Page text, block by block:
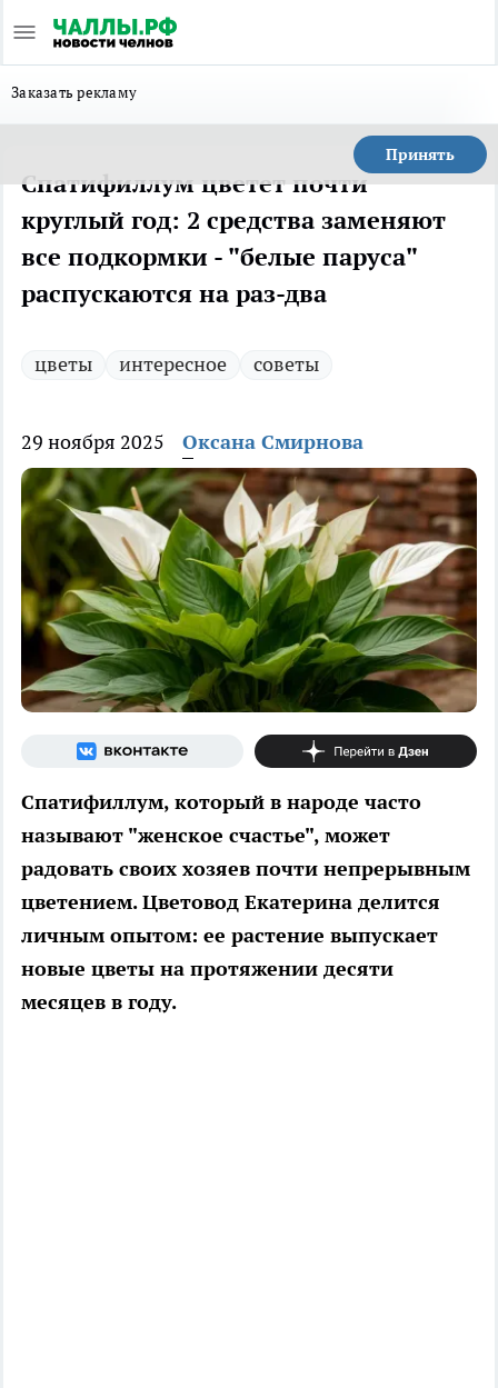
Заказать рекламу
Принять
Спатифиллум цветет почти
круглый год: 2 средства заменяют
все подкормки - "белые паруса"
распускаются на раз-два
цветы интересное советы
29 ноября 2025 Оксана Смирнова
Спатифиллум, который в народе часто
называют "женское счастье", может
радовать своих хозяев почти непрерывным
цветением. Цветовод Екатерина делится
личным опытом: ее растение выпускает
новые цветы на протяжении десяти
месяцев в году.